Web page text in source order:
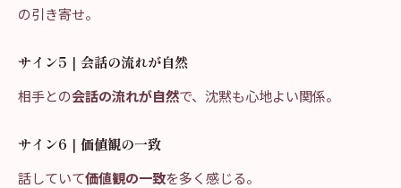
の引き寄せ。
サイン5｜会話の流れが自然
相手との会話の流れが自然で、沈黙も心地よい関係。
サイン6｜価値観の一致
話していて価値観の一致を多く感じる。